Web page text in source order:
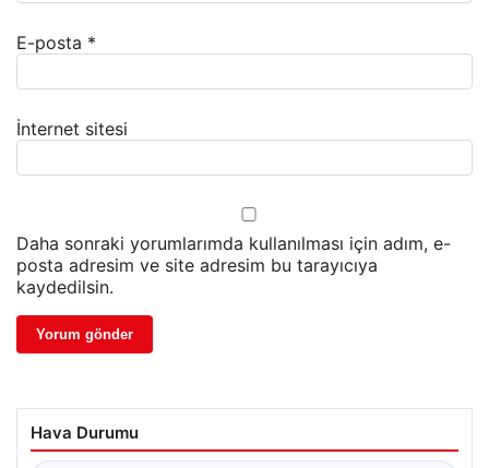
E-posta *
İnternet sitesi
Daha sonraki yorumlarımda kullanılması için adım, e-
posta adresim ve site adresim bu tarayıcıya
kaydedilsin.
Hava Durumu